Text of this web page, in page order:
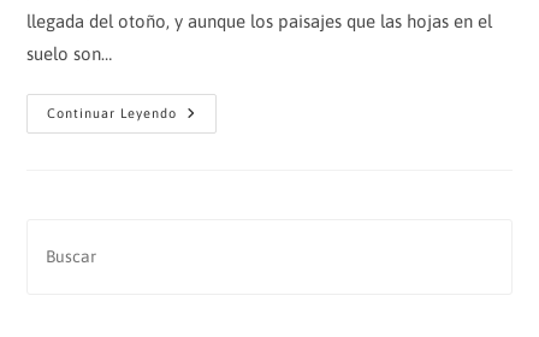
llegada del otoño, y aunque los paisajes que las hojas en el
suelo son…
Continuar Leyendo
Nuevos
Acabados